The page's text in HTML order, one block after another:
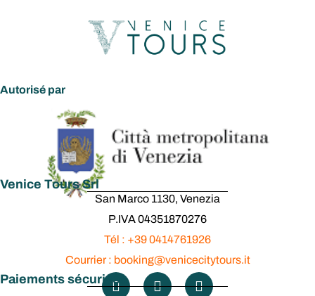
Autorisé par
Venice Tours Srl
San Marco 1130, Venezia
P.IVA 04351870276
Tél : +39 0414761926
Courrier : booking@venicecitytours.it
Paiements sécurisés